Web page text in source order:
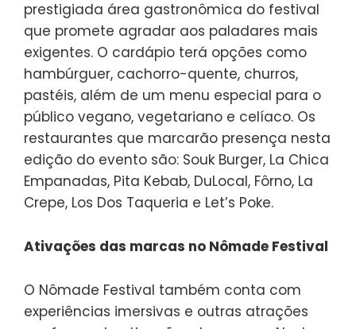
prestigiada área gastronômica do festival
que promete agradar aos paladares mais
exigentes. O cardápio terá opções como
hambúrguer, cachorro-quente, churros,
pastéis, além de um menu especial para o
público vegano, vegetariano e celíaco. Os
restaurantes que marcarão presença nesta
edição do evento são: Souk Burger, La Chica
Empanadas, Pita Kebab, DuLocal, Fôrno, La
Crepe, Los Dos Taqueria e Let’s Poke.
Ativações das marcas no Nômade Festival
O Nômade Festival também conta com
experiências imersivas e outras atrações